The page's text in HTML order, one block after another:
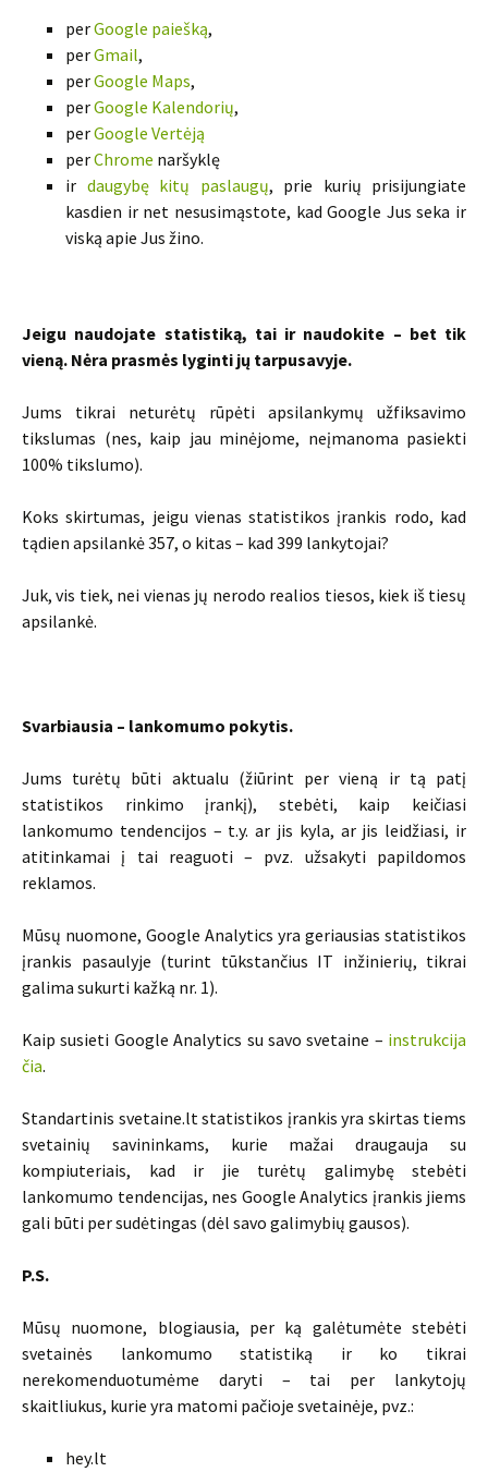
perGoogle paiešką,
perGmail,
perGoogle Maps,
perGoogle Kalendorių,
perGoogle Vertėją
perChrome naršyklę
ir daugybę kitų paslaugų, prie kurių prisijungiate
kasdien ir net nesusimąstote, kad Google Jus seka ir
viską apie Jus žino.
Jeigu naudojate statistiką, tai ir naudokite – bet tik
vieną. Nėra prasmės lyginti jų tarpusavyje.
Jums tikrai neturėtų rūpėti apsilankymų užfiksavimo
tikslumas (nes, kaip jau minėjome, neįmanoma pasiekti
100% tikslumo).
Koks skirtumas, jeigu vienas statistikos įrankis rodo, kad
tądien apsilankė 357, o kitas – kad 399 lankytojai?
Juk, vis tiek, nei vienas jų nerodo realios tiesos, kiek iš tiesų
apsilankė.
Svarbiausia – lankomumo pokytis.
Jums turėtų būti aktualu (žiūrint per vieną ir tą patį
statistikos rinkimo įrankį), stebėti, kaip keičiasi
lankomumo tendencijos – t.y. ar jis kyla, ar jis leidžiasi, ir
atitinkamai į tai reaguoti – pvz. užsakyti papildomos
reklamos.
Mūsų nuomone, Google Analytics yra geriausias statistikos
įrankis pasaulyje (turint tūkstančius IT inžinierių, tikrai
galima sukurti kažką nr. 1).
Kaip susieti Google Analytics su savo svetaine – instrukcija
čia.
Standartinis svetaine.lt statistikos įrankis yra skirtas tiems
svetainių savininkams, kurie mažai draugauja su
kompiuteriais, kad ir jie turėtų galimybę stebėti
lankomumo tendencijas, nes Google Analytics įrankis jiems
gali būti per sudėtingas (dėl savo galimybių gausos).
P.S.
Mūsų nuomone, blogiausia, per ką galėtumėte stebėti
svetainės lankomumo statistiką ir ko tikrai
nerekomenduotumėme daryti – tai per lankytojų
skaitliukus, kurie yra matomi pačioje svetainėje, pvz.:
hey.lt